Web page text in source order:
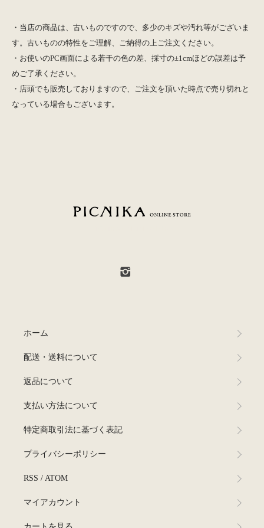
・当店の商品は、古いものですので、多少のキズや汚れ等がございま
す。古いものの特性をご理解、ご納得の上ご注文ください。
・お使いのPC画面による若干の色の差、採寸の±1cmほどの誤差は予
めご了承ください。
・店頭でも販売しておりますので、ご注文を頂いた時点で売り切れと
なっている場合もございます。
ホーム
配送・送料について
返品について
支払い方法について
特定商取引法に基づく表記
プライバシーポリシー
RSS / ATOM
マイアカウント